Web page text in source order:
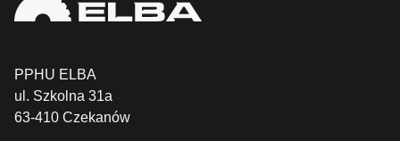
PPHU ELBA
ul. Szkolna 31a
63-410 Czekanów